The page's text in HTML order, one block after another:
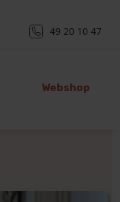
49 20 10 47
Webshop